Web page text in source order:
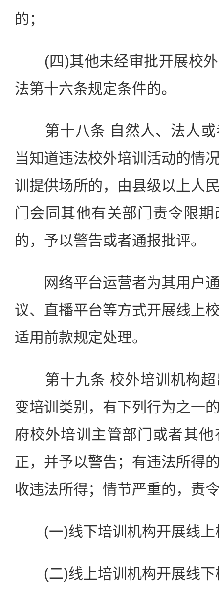
的；
(四)其他未经审批开展校外
法第十六条规定条件的。
第十八条 自然人、法人或
当知道违法校外培训活动的情
训提供场所的，由县级以上人
门会同其他有关部门责令限
的，予以警告或者通报批评。
网络平台运营者为其用户通
议、直播平台等方式开展线上
适用前款规定处理。
第十九条 校外培训机构超
变培训类别，有下列行为之一
府校外培训主管部门或者其
正，并予以警告；有违法所得
收违法所得；情节严重的，责
(一)线下培训机构开展线上
(二)线上培训机构开展线下